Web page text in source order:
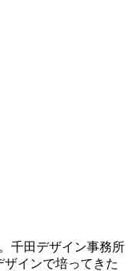
千田デザイン事務所
インで培ってきた